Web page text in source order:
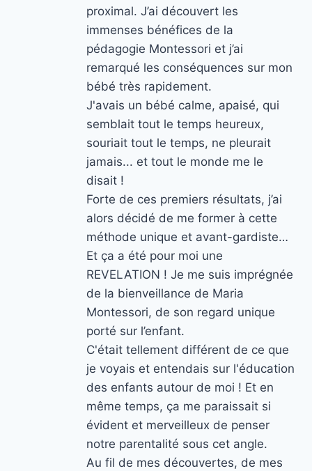
proximal. J’ai découvert les
immenses bénéfices de la
pédagogie Montessori et j’ai
remarqué les conséquences sur mon
bébé très rapidement.
J'avais un bébé calme, apaisé, qui
semblait tout le temps heureux,
souriait tout le temps, ne pleurait
jamais... et tout le monde me le
disait !
Forte de ces premiers résultats, j’ai
alors décidé de me former à cette
méthode unique et avant-gardiste…
Et ça a été pour moi une
REVELATION ! Je me suis imprégnée
de la bienveillance de Maria
Montessori, de son regard unique
porté sur l’enfant.
C'était tellement différent de ce que
je voyais et entendais sur l'éducation
des enfants autour de moi ! Et en
même temps, ça me paraissait si
évident et merveilleux de penser
notre parentalité sous cet angle.
Au fil de mes découvertes, de mes